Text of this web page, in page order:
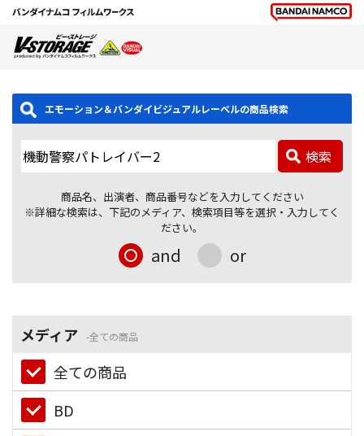
エモーション＆バンダイビジュアルレーベルの商品検索
検索
商品名、出演者、商品番号などを入力してください
※詳細な検索は、下記のメディア、検索項目等を選択・入力してく
ださい。
and or
メディア 全ての商品
全ての商品
BD